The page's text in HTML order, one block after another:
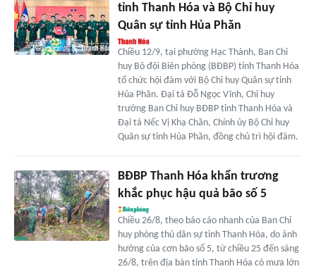
tỉnh Thanh Hóa và Bộ Chỉ huy
Quân sự tỉnh Hủa Phăn
Chiều 12/9, tại phường Hạc Thành, Ban Chỉ
huy Bộ đội Biên phòng (BĐBP) tỉnh Thanh Hóa
tổ chức hội đàm với Bộ Chỉ huy Quân sự tỉnh
Hủa Phăn. Đại tá Đỗ Ngọc Vĩnh, Chỉ huy
trưởng Ban Chỉ huy BĐBP tỉnh Thanh Hóa và
Đại tá Nếc Vị Khạ Chăn, Chính ủy Bộ Chỉ huy
Quân sự tỉnh Hủa Phăn, đồng chủ trì hội đàm.
BĐBP Thanh Hóa khẩn trương
khắc phục hậu quả bão số 5
Chiều 26/8, theo báo cáo nhanh của Ban Chỉ
huy phòng thủ dân sự tỉnh Thanh Hóa, do ảnh
hưởng của cơn bão số 5, từ chiều 25 đến sáng
26/8, trên địa bàn tỉnh Thanh Hóa có mưa lớn